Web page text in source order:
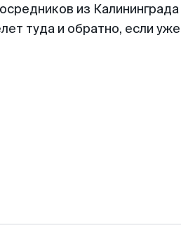
из
туда и обратно, если